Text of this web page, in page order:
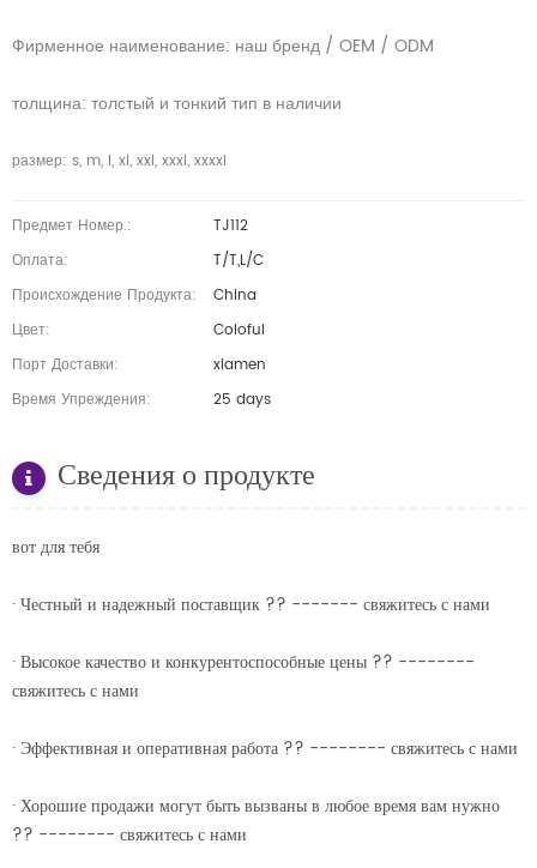
Фирменное наименование: наш бренд / OEM / ODM
толщина: толстый и тонкий тип в наличии
размер: s, m, l, xl, xxl, xxxl, xxxxl
Предмет Номер.:
TJ112
Оплата:
T/T,L/C
Происхождение Продукта:
China
Цвет:
Coloful
Порт Доставки:
xiamen
Время Упреждения:
25 days
Сведения о продукте
вот для тебя
· Честный и надежный поставщик ?? ------- свяжитесь с нами
· Высокое качество и конкурентоспособные цены ?? --------
свяжитесь с нами
· Эффективная и оперативная работа ?? -------- свяжитесь с нами
· Хорошие продажи могут быть вызваны в любое время вам нужно
?? -------- свяжитесь с нами